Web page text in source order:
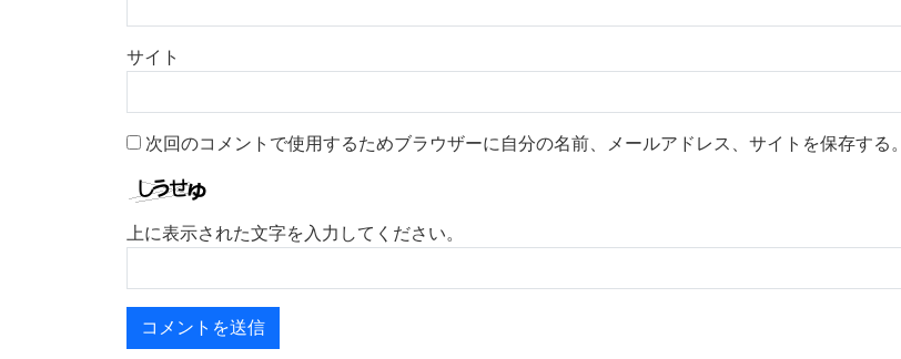
サイト
次回のコメントで使用するためブラウザーに自分の名前、メールアドレス、サイトを保存する。
上に表示された文字を入力してください。